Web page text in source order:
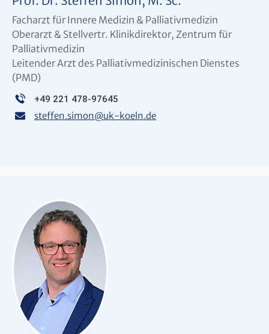
Facharzt für Innere Medizin & Palliativmedizin
Oberarzt & Stellvertr. Klinikdirektor, Zentrum für
Palliativmedizin
Leitender Arzt des Palliativmedizinischen Dienstes
(PMD)
+49 221 478-97645
steffen.simon@uk-koeln.de